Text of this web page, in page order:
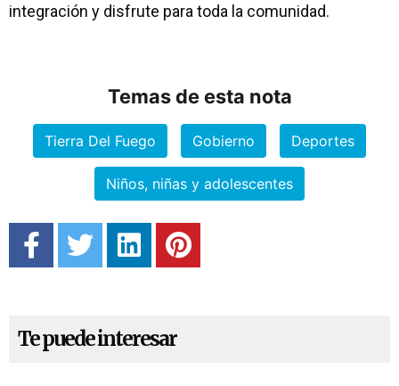
integración y disfrute para toda la comunidad.
Temas de esta nota
Tierra Del Fuego Gobierno Deportes
Niños, niñas y adolescentes
Te puede interesar